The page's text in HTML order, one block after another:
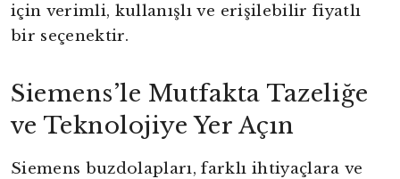
için verimli, kullanışlı ve erişilebilir fiyatlı
bir seçenektir.
Siemens’le Mutfakta Tazeliğe
ve Teknolojiye Yer Açın
Siemens buzdolapları, farklı ihtiyaçlara ve